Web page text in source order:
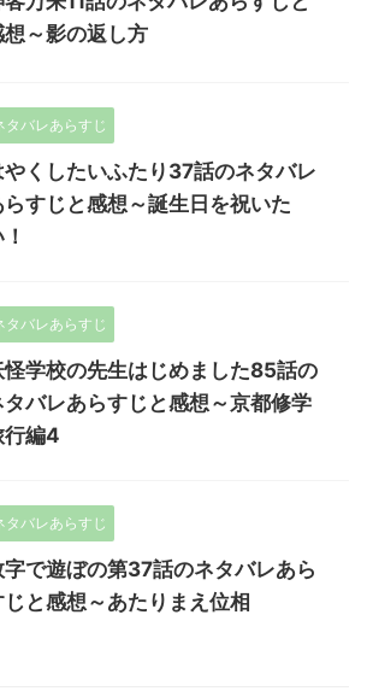
想～影の返し方
タバレあらすじ
やくしたいふたり37話のネタバレ
らすじと感想～誕生日を祝いた
タバレあらすじ
怪学校の先生はじめました85話の
タバレあらすじと感想～京都修学
行編4
タバレあらすじ
字で遊ぼの第37話のネタバレあら
じと感想～あたりまえ位相